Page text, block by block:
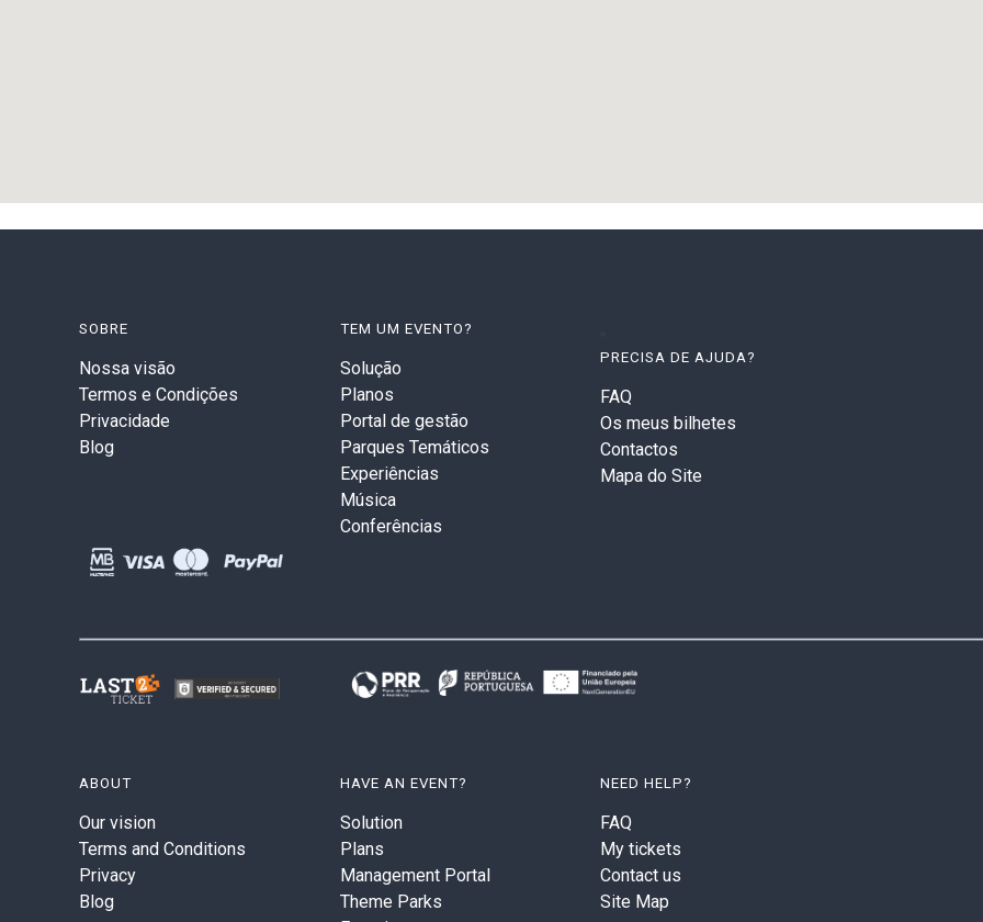
SOBRE
Nossa visão
Termos e Condições
Privacidade
Blog
TEM UM EVENTO?
Solução
Planos
Portal de gestão
Parques Temáticos
Experiências
Música
Conferências
PRECISA DE AJUDA?
FAQ
Os meus bilhetes
Contactos
Mapa do Site
ABOUT
Our vision
Terms and Conditions
Privacy
Blog
HAVE AN EVENT?
Solution
Plans
Management Portal
Theme Parks
NEED HELP?
FAQ
My tickets
Contact us
Site Map